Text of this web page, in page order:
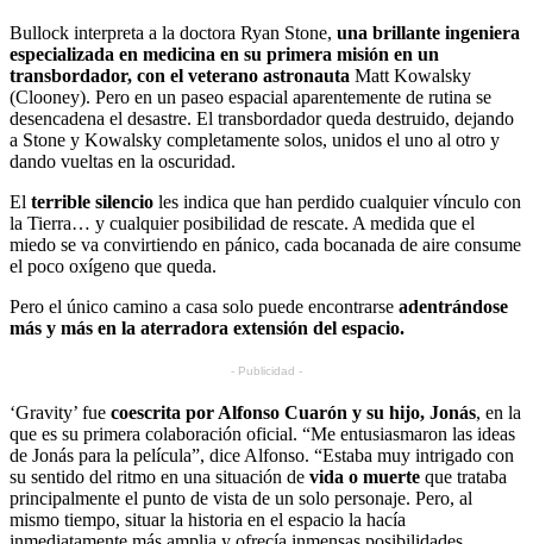
Bullock interpreta a la doctora Ryan Stone, una brillante ingeniera
especializada en medicina en su primera misión en un
transbordador, con el veterano astronauta Matt Kowalsky
(Clooney). Pero en un paseo espacial aparentemente de rutina se
desencadena el desastre. El transbordador queda destruido, dejando
a Stone y Kowalsky completamente solos, unidos el uno al otro y
dando vueltas en la oscuridad.
El terrible silencio les indica que han perdido cualquier vínculo con
la Tierra… y cualquier posibilidad de rescate. A medida que el
miedo se va convirtiendo en pánico, cada bocanada de aire consume
el poco oxígeno que queda.
Pero el único camino a casa solo puede encontrarse adentrándose
más y más en la aterradora extensión del espacio.
- Publicidad -
‘Gravity’ fue coescrita por Alfonso Cuarón y su hijo, Jonás, en la
que es su primera colaboración oficial. “Me entusiasmaron las ideas
de Jonás para la película”, dice Alfonso. “Estaba muy intrigado con
su sentido del ritmo en una situación de vida o muerte que trataba
principalmente el punto de vista de un solo personaje. Pero, al
mismo tiempo, situar la historia en el espacio la hacía